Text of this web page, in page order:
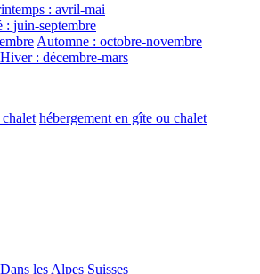
: avril-mai
: juin-septembre
Automne : octobre-novembre
Hiver : décembre-mars
hébergement en gîte ou chalet
Dans les Alpes Suisses